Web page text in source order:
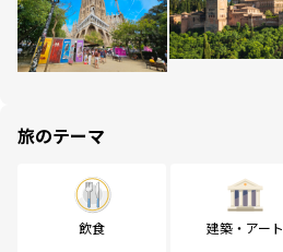
旅のテーマ
飲食 建築・アート